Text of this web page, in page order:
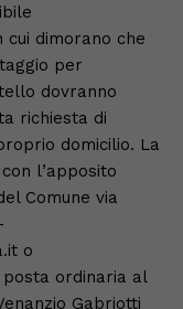
cui dimorano che
per
dovranno
richiesta di
domicilio. La
l’apposito
Comune via
o
ordinaria al
Gabriotti